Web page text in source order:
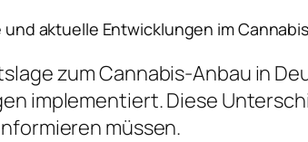
und aktuelle Entwicklungen im
zum Cannabis-Anbau in
implementiert. Diese
müssen.